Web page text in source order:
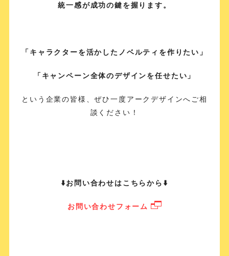
統一感が成功の鍵を握ります。
「キャラクターを活かしたノベルティを作りたい」
「キャンペーン全体のデザインを任せたい」
という企業の皆様、ぜひ一度アークデザインへご相
談ください！
⬇️お問い合わせはこちらから⬇️
お問い合わせフォーム